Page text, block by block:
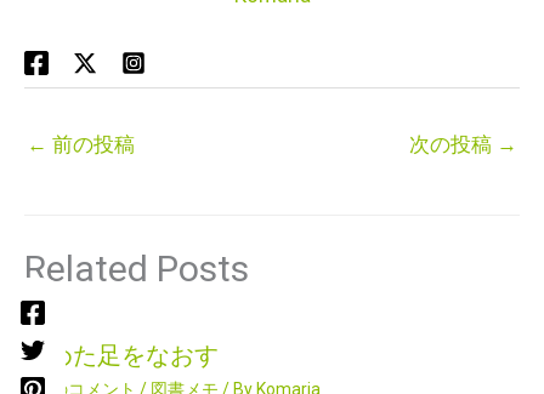
← 前の投稿 次の投稿 →
Related Posts
痛めた足をなおす
2件のコメント / 図書メモ / ByKomaria